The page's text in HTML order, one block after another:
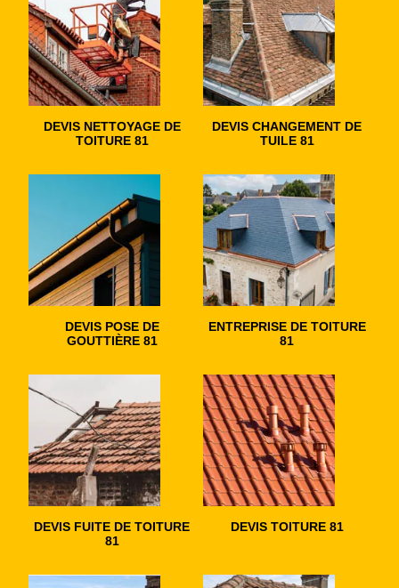
DEVIS NETTOYAGE DE
TOITURE 81
DEVIS CHANGEMENT DE
TUILE 81
DEVIS POSE DE
GOUTTIÈRE 81
ENTREPRISE DE TOITURE
81
DEVIS FUITE DE TOITURE
81
DEVIS TOITURE 81